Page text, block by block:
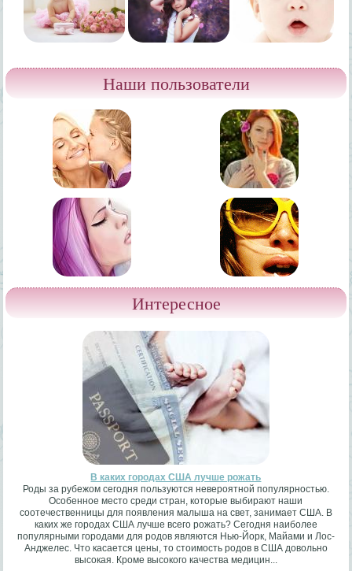
Наши пользователи
Интересное
В каких городах США лучше рожать
Роды за рубежом сегодня пользуются невероятной популярностью.
Особенное место среди стран, которые выбирают наши
соотечественницы для появления малыша на свет, занимает США. В
каких же городах США лучше всего рожать? Сегодня наиболее
популярными городами для родов являются Нью-Йорк, Майами и Лос-
Анджелес. Что касается цены, то стоимость родов в США довольно
высокая. Кроме высокого качества медицин...